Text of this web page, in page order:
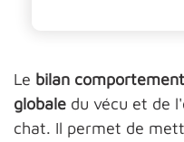
Le bilan
globale du vécu et de
chat. Il permet de